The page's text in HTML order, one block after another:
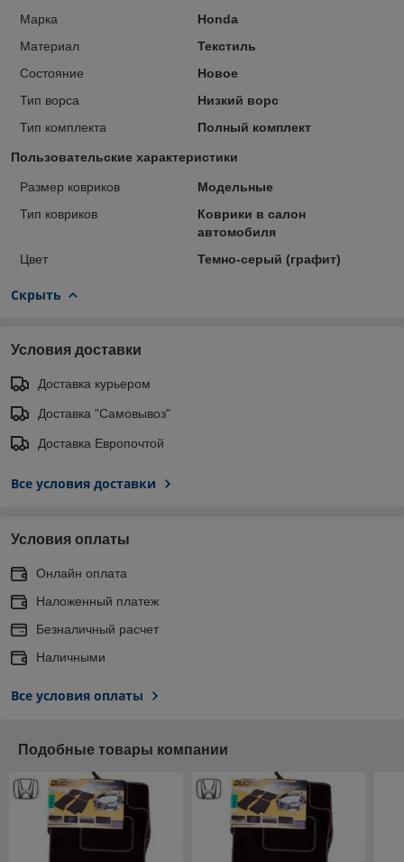
Марка
Honda
Материал
Текстиль
Состояние
Новое
Тип ворса
Низкий ворс
Тип комплекта
Полный комплект
Пользовательские характеристики
Размер ковриков
Модельные
Тип ковриков
Коврики в салон
автомобиля
Цвет
Темно-серый (графит)
Скрыть
Условия доставки
Доставка курьером
Доставка "Самовывоз"
Доставка Европочтой
Все условия доставки
Условия оплаты
Онлайн оплата
Наложенный платеж
Безналичный расчет
Наличными
Все условия оплаты
Подобные товары компании